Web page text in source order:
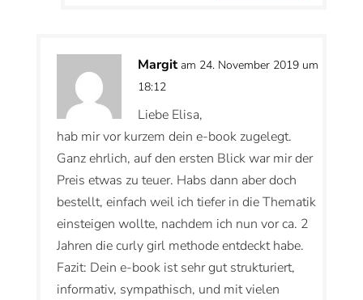
Margit am 24. November 2019 um
18:12
Liebe Elisa,
hab mir vor kurzem dein e-book zugelegt.
Ganz ehrlich, auf den ersten Blick war mir der
Preis etwas zu teuer. Habs dann aber doch
bestellt, einfach weil ich tiefer in die Thematik
einsteigen wollte, nachdem ich nun vor ca. 2
Jahren die curly girl methode entdeckt habe.
Fazit: Dein e-book ist sehr gut strukturiert,
informativ, sympathisch, und mit vielen